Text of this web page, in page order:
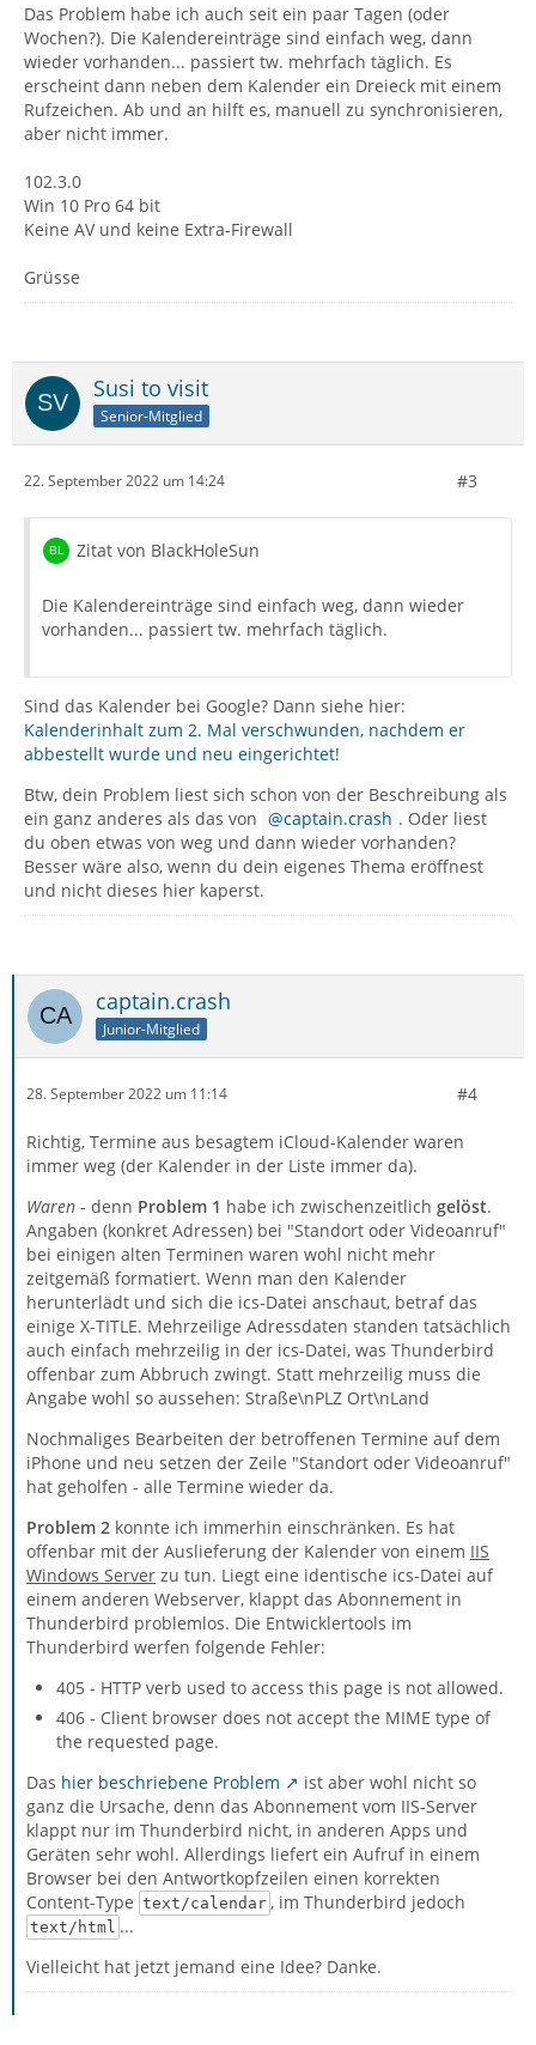
Das Problem habe ich auch seit ein paar Tagen (oder
Wochen?). Die Kalendereinträge sind einfach weg, dann
wieder vorhanden... passiert tw. mehrfach täglich. Es
erscheint dann neben dem Kalender ein Dreieck mit einem
Rufzeichen. Ab und an hilft es, manuell zu synchronisieren,
aber nicht immer.
102.3.0
Win 10 Pro 64 bit
Keine AV und keine Extra-Firewall
Grüsse
Susi to visit
Senior-Mitglied
22. September 2022 um 14:24 #3
Zitat von BlackHoleSun
Die Kalendereinträge sind einfach weg, dann wieder
vorhanden... passiert tw. mehrfach täglich.
Sind das Kalender bei Google? Dann siehe hier:
Kalenderinhalt zum 2. Mal verschwunden, nachdem er
abbestellt wurde und neu eingerichtet!
Btw, dein Problem liest sich schon von der Beschreibung als
ein ganz anderes als das von
captain.crash . Oder liest
du oben etwas von weg und dann wieder vorhanden?
Besser wäre also, wenn du dein eigenes Thema eröffnest
und nicht dieses hier kaperst.
captain.crash
Junior-Mitglied
28. September 2022 um 11:14 #4
Richtig, Termine aus besagtem iCloud-Kalender waren
immer weg (der Kalender in der Liste immer da).
Waren - denn Problem 1 habe ich zwischenzeitlich gelöst.
Angaben (konkret Adressen) bei "Standort oder Videoanruf"
bei einigen alten Terminen waren wohl nicht mehr
zeitgemäß formatiert. Wenn man den Kalender
herunterlädt und sich die ics-Datei anschaut, betraf das
einige X-TITLE. Mehrzeilige Adressdaten standen tatsächlich
auch einfach mehrzeilig in der ics-Datei, was Thunderbird
offenbar zum Abbruch zwingt. Statt mehrzeilig muss die
Angabe wohl so aussehen: Straße\nPLZ Ort\nLand
Nochmaliges Bearbeiten der betroffenen Termine auf dem
iPhone und neu setzen der Zeile "Standort oder Videoanruf"
hat geholfen - alle Termine wieder da.
Problem 2 konnte ich immerhin einschränken. Es hat
offenbar mit der Auslieferung der Kalender von einem IIS
Windows Server zu tun. Liegt eine identische ics-Datei auf
einem anderen Webserver, klappt das Abonnement in
Thunderbird problemlos. Die Entwicklertools im
Thunderbird werfen folgende Fehler:
405 - HTTP verb used to access this page is not allowed.
406 - Client browser does not accept the MIME type of
the requested page.
Das hier beschriebene Problem
ist aber wohl nicht so
ganz die Ursache, denn das Abonnement vom IIS-Server
klappt nur im Thunderbird nicht, in anderen Apps und
Geräten sehr wohl. Allerdings liefert ein Aufruf in einem
Browser bei den Antwortkopfzeilen einen korrekten
Content-Type text/calendar , im Thunderbird jedoch
text/html ...
Vielleicht hat jetzt jemand eine Idee? Danke.